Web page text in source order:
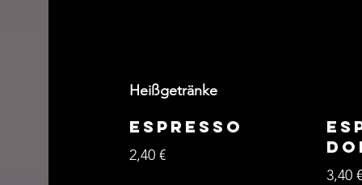
Heißgetränke
Espresso
2,40 €
3,40 €